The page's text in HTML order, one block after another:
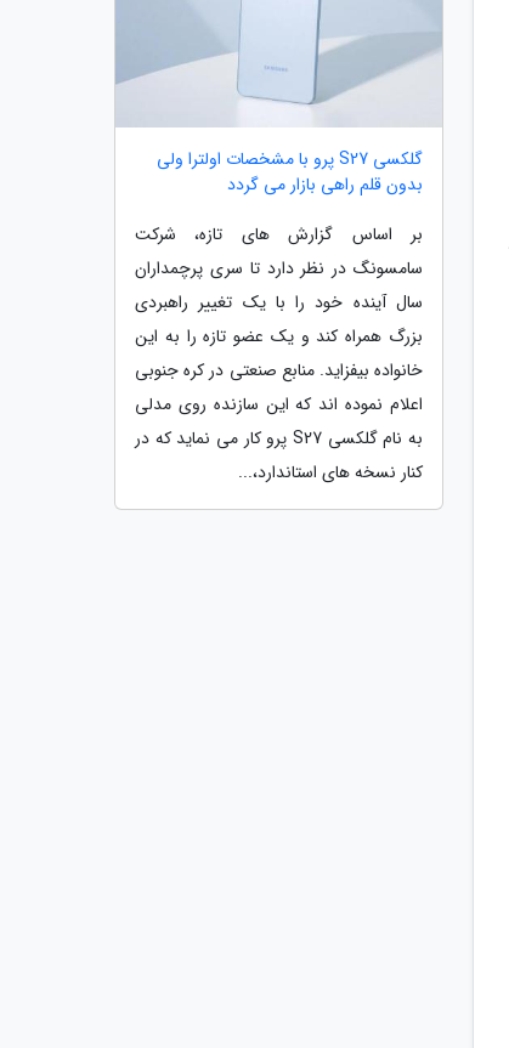
گلکسی S27 پرو با مشخصات اولترا ولی
بدون قلم راهی بازار می گردد
بر اساس گزارش های تازه، شرکت
سامسونگ در نظر دارد تا سری پرچمداران
سال آینده خود را با یک تغییر راهبردی
بزرگ همراه کند و یک عضو تازه را به این
خانواده بیفزاید. منابع صنعتی در کره جنوبی
اعلام نموده اند که این سازنده روی مدلی
به نام گلکسی S27 پرو کار می نماید که در
کنار نسخه های استاندارد،...